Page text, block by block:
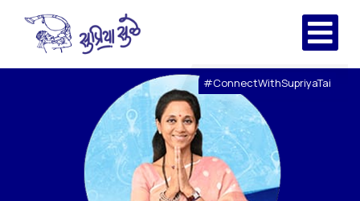
#ConnectWithSupriyaTai